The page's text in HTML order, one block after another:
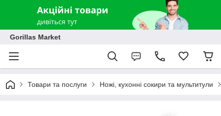
Gorillas Market
Товари та послуги Ножі, кухонні сокири та мультитули